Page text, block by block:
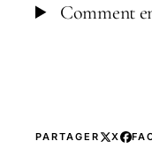
Comment
PARTAGER X